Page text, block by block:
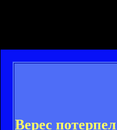
Верес